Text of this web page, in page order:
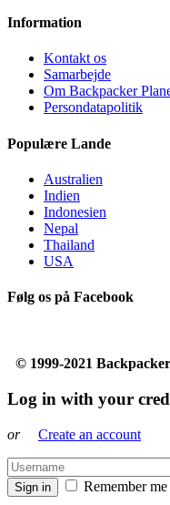
Information
Kontakt os
Samarbejde
Om Backpacker
Persondatapolitik
Populære Lande
Australien
Indien
Indonesien
Nepal
Thailand
USA
Følg os på Facebook
© 1999-2021
Log in with your
or Create an account
Sign in Remember me